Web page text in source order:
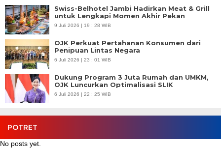
Swiss-Belhotel Jambi Hadirkan Meat & Grill
untuk Lengkapi Momen Akhir Pekan
9 Juli 2026 | 19 : 28 WIB
OJK Perkuat Pertahanan Konsumen dari
Penipuan Lintas Negara
6 Juli 2026 | 23 : 01 WIB
Dukung Program 3 Juta Rumah dan UMKM,
OJK Luncurkan Optimalisasi SLIK
6 Juli 2026 | 22 : 25 WIB
POTRET
No posts yet.